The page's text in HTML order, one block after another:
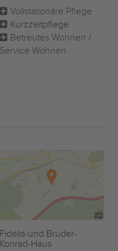
Vollstationäre Pflege
Kurzzeitpflege
Betreutes Wohnen /
Service Wohnen
Fidelis-und Bruder-
Konrad-Haus